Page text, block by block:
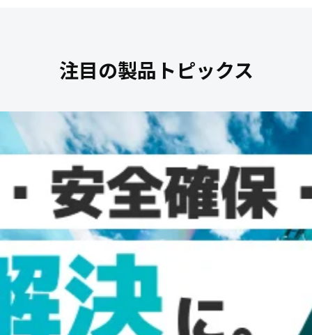
注目の製品トピックス